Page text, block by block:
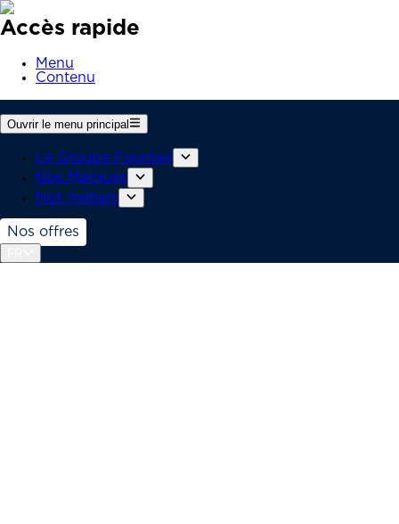
Accès rapide
Menu
Contenu
Ouvrir le menu principal
Le Groupe Fournier
Nos Marques
Nos métiers
Nos offres